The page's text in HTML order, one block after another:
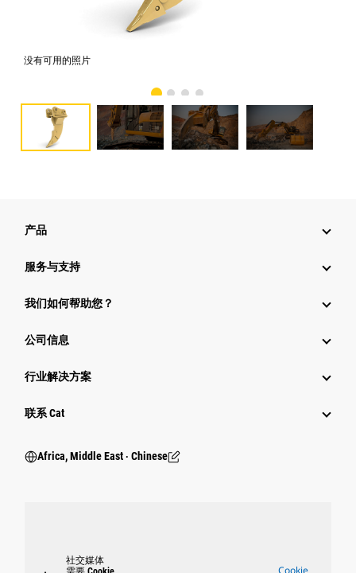
没有可用的照片
产品
服务与支持
我们如何帮助您？
公司信息
行业解决方案
行业
联系 Cat
Africa, Middle East ‧ Chinese
社交媒体
Cookie